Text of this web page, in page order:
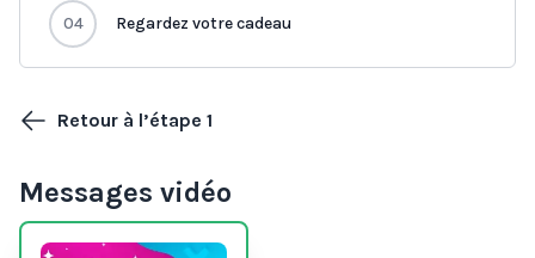
04 Regardez votre cadeau
Retour à l’étape 1
Messages vidéo